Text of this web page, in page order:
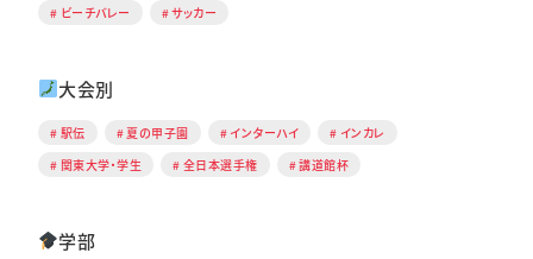
ビーチバレー
サッカー
大会別
駅伝 夏の甲子園 インターハイ
インカレ
関東大学・学生
全日本選手権 講道館杯
学部